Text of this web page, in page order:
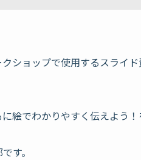
ショップで使用するスライ
絵でわかりやすく伝えよう！
す。